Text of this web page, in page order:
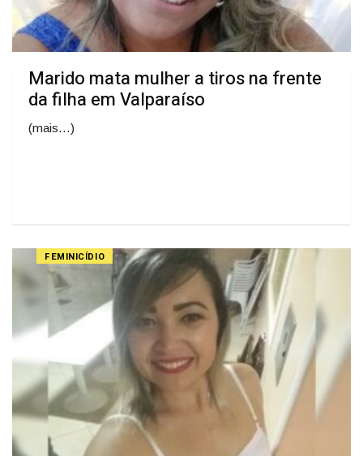
Marido mata mulher a tiros na frente
da filha em Valparaíso
(mais…)
FEMINICÍDIO